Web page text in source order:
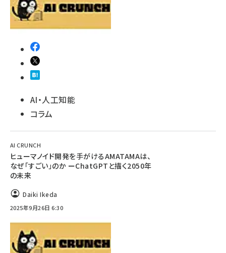
AI・人工知能
コラム
AI CRUNCH
ヒューマノイド開発を手がけるAMATAMAは、
なぜ「すごい」のか ーChatGPTと描く2050年
の未来
Daiki Ikeda
2025年9月26日 6:30